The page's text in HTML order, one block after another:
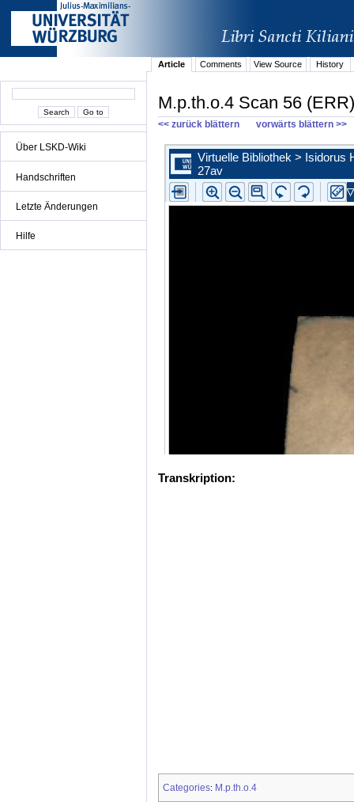
Über LSKD-Wiki
Handschriften
Letzte Änderungen
Hilfe
Article Comments View Source History
M.p.th.o.4 Scan 56 (ERR)
<< zurück blättern vorwärts blättern >>
Transkription:
Categories: M.p.th.o.4